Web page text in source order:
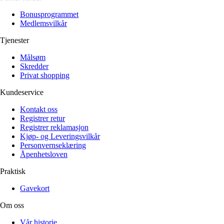
Klær
Reise
Informasjon
Tilbehør
Lukk
Alle artikler
Klær
Reise
Informasjon
Tilbehør
Målsøm
Lukk
Bonusprogrammet
Medlemsvilkår
Tjenester
Målsøm
Skredder
Privat shopping
Kundeservice
Kontakt oss
Registrer retur
Registrer reklamasjon
Kjøp- og Leveringsvilkår
Personvernseklæring
Åpenhetsloven
Praktisk
Gavekort
Om oss
Vår historie